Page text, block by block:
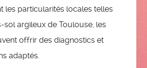
les particularités locales telles
sol argileux de Toulouse, les
offrir des diagnostics et
adaptés.